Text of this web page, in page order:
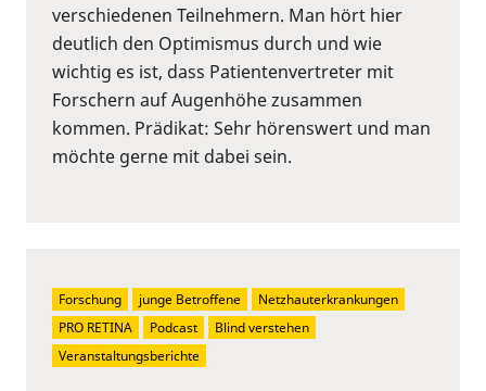
verschiedenen Teilnehmern. Man hört hier
deutlich den Optimismus durch und wie
wichtig es ist, dass Patientenvertreter mit
Forschern auf Augenhöhe zusammen
kommen. Prädikat: Sehr hörenswert und man
möchte gerne mit dabei sein.
Forschung junge Betroffene
Netzhauterkrankungen
PRO RETINA
Podcast
Blind verstehen
Veranstaltungsberichte